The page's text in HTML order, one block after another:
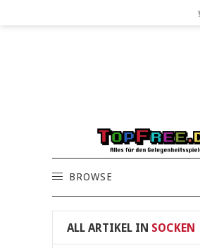
BROWSE
ALL ARTIKEL IN SOCKEN